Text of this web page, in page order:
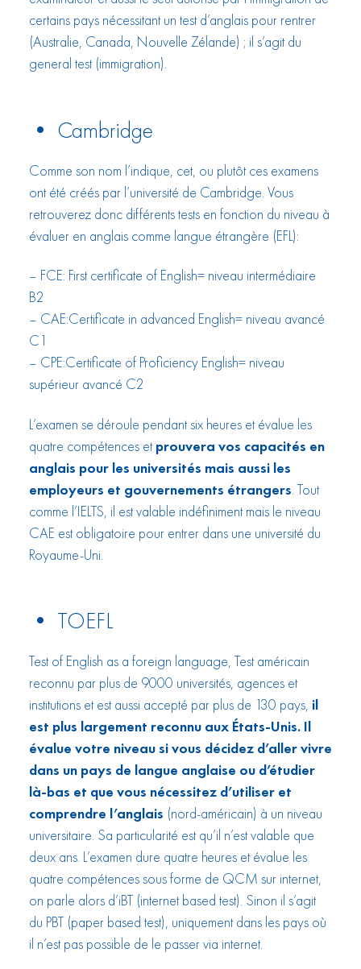
certains pays nécessitant un test d’anglais pour rentrer
(Australie, Canada, Nouvelle Zélande) ; il s’agit du
general test (immigration).
• Cambridge
Comme son nom l’indique, cet, ou plutôt ces examens
ont été créés par l’université de Cambridge. Vous
retrouverez donc différents tests en fonction du niveau à
évaluer en anglais comme langue étrangère (EFL):
– FCE: First certificate of English= niveau intermédiaire
B2
– CAE:Certificate in advanced English= niveau avancé
C1
– CPE:Certificate of Proficiency English= niveau
supérieur avancé C2
L’examen se déroule pendant six heures et évalue les
quatre compétences etprouvera vos capacités en
anglais pour les universités mais aussi les
employeurs et gouvernements étrangers. Tout
comme l’IELTS, il est valable indéfiniment mais le niveau
CAE est obligatoire pour entrer dans une université du
Royaume-Uni.
• TOEFL
Test of English as a foreign language, Test américain
reconnu par plus de 9000 universités, agences et
institutions et est aussi accepté par plus de 130 pays, il
est plus largement reconnu aux États-Unis. Il
évalue votre niveau si vous décidez d’aller vivre
dans un pays de langue anglaise ou d’étudier
là-bas et que vous nécessitez d’utiliser et
comprendre l’anglais (nord-américain) à un niveau
universitaire. Sa particularité est qu’il n’est valable que
deux ans. L’examen dure quatre heures et évalue les
quatre compétences sous forme de QCM sur internet,
on parle alors d’iBT (internet based test). Sinon il s’agit
du PBT (paper based test), uniquement dans les pays où
il n’est pas possible de le passer via internet.